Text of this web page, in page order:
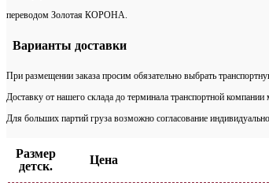
переводом Золотая КОРОНА.
Варианты доставки
При размещении заказа просим обязательно выбрать
Доставку от нашего склада до терминала транспортной
Для больших партий груза возможно согласование
Размер
детск.
Цена